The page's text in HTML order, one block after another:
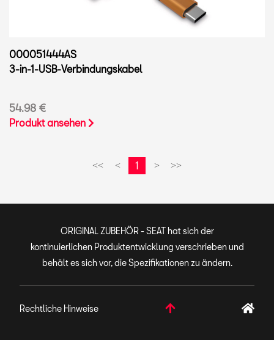
000051444AS
3-in-1-USB-Verbindungskabel
54.98 €
Produkt ansehen
<< < 1 > >>
ORIGINAL ZUBEHÖR - SEAT hat sich der
kontinuierlichen Produktentwicklung verschrieben und
behält es sich vor, die Spezifikationen zu ändern.
Rechtliche Hinweise